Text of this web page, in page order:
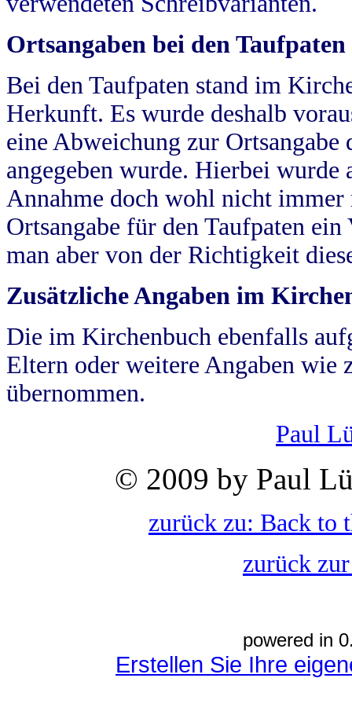
Ortsangaben bei den Taufpaten
Bei den Taufpaten stand im
Herkunft. Es wurde deshalb
eine Abweichung zur
angegeben wurde. Hierbei wurde
Annahme doch wohl nicht
Ortsangabe für den Taufpaten
man aber von der Richtigkeit
Zusätzliche Angaben im
Die im Kirchenbuch ebenfalls
Eltern oder weitere Angaben wie
übernommen.
Paul
© 2009 by Paul
zurück zu: Back to
zurück
powered in
Erstellen Sie Ihre